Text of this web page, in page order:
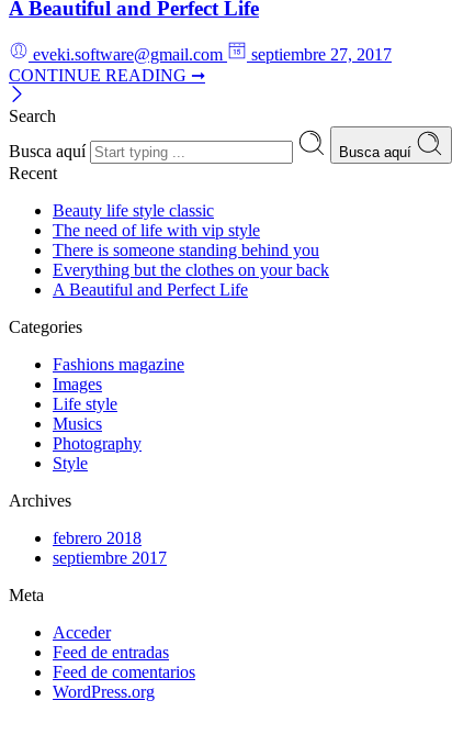
A Beautiful and Perfect Life
eveki.software@gmail.com
septiembre 27, 2017
CONTINUE READING ➞
Search
Busca aquí
Busca aquí
Recent
Beauty life style classic
The need of life with vip style
There is someone standing behind you
Everything but the clothes on your back
A Beautiful and Perfect Life
Categories
Fashions magazine
Images
Life style
Musics
Photography
Style
Archives
febrero 2018
septiembre 2017
Meta
Acceder
Feed de entradas
Feed de comentarios
WordPress.org